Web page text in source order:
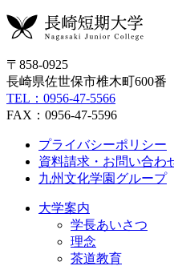
〒858-0925
長崎県佐世保市椎木町600番
TEL：0956-47-5566
FAX：0956-47-5596
プライバシーポリシー
資料請求・お問い合わ
九州文化学園グループ
大学案内
学長あいさつ
理念
茶道教育